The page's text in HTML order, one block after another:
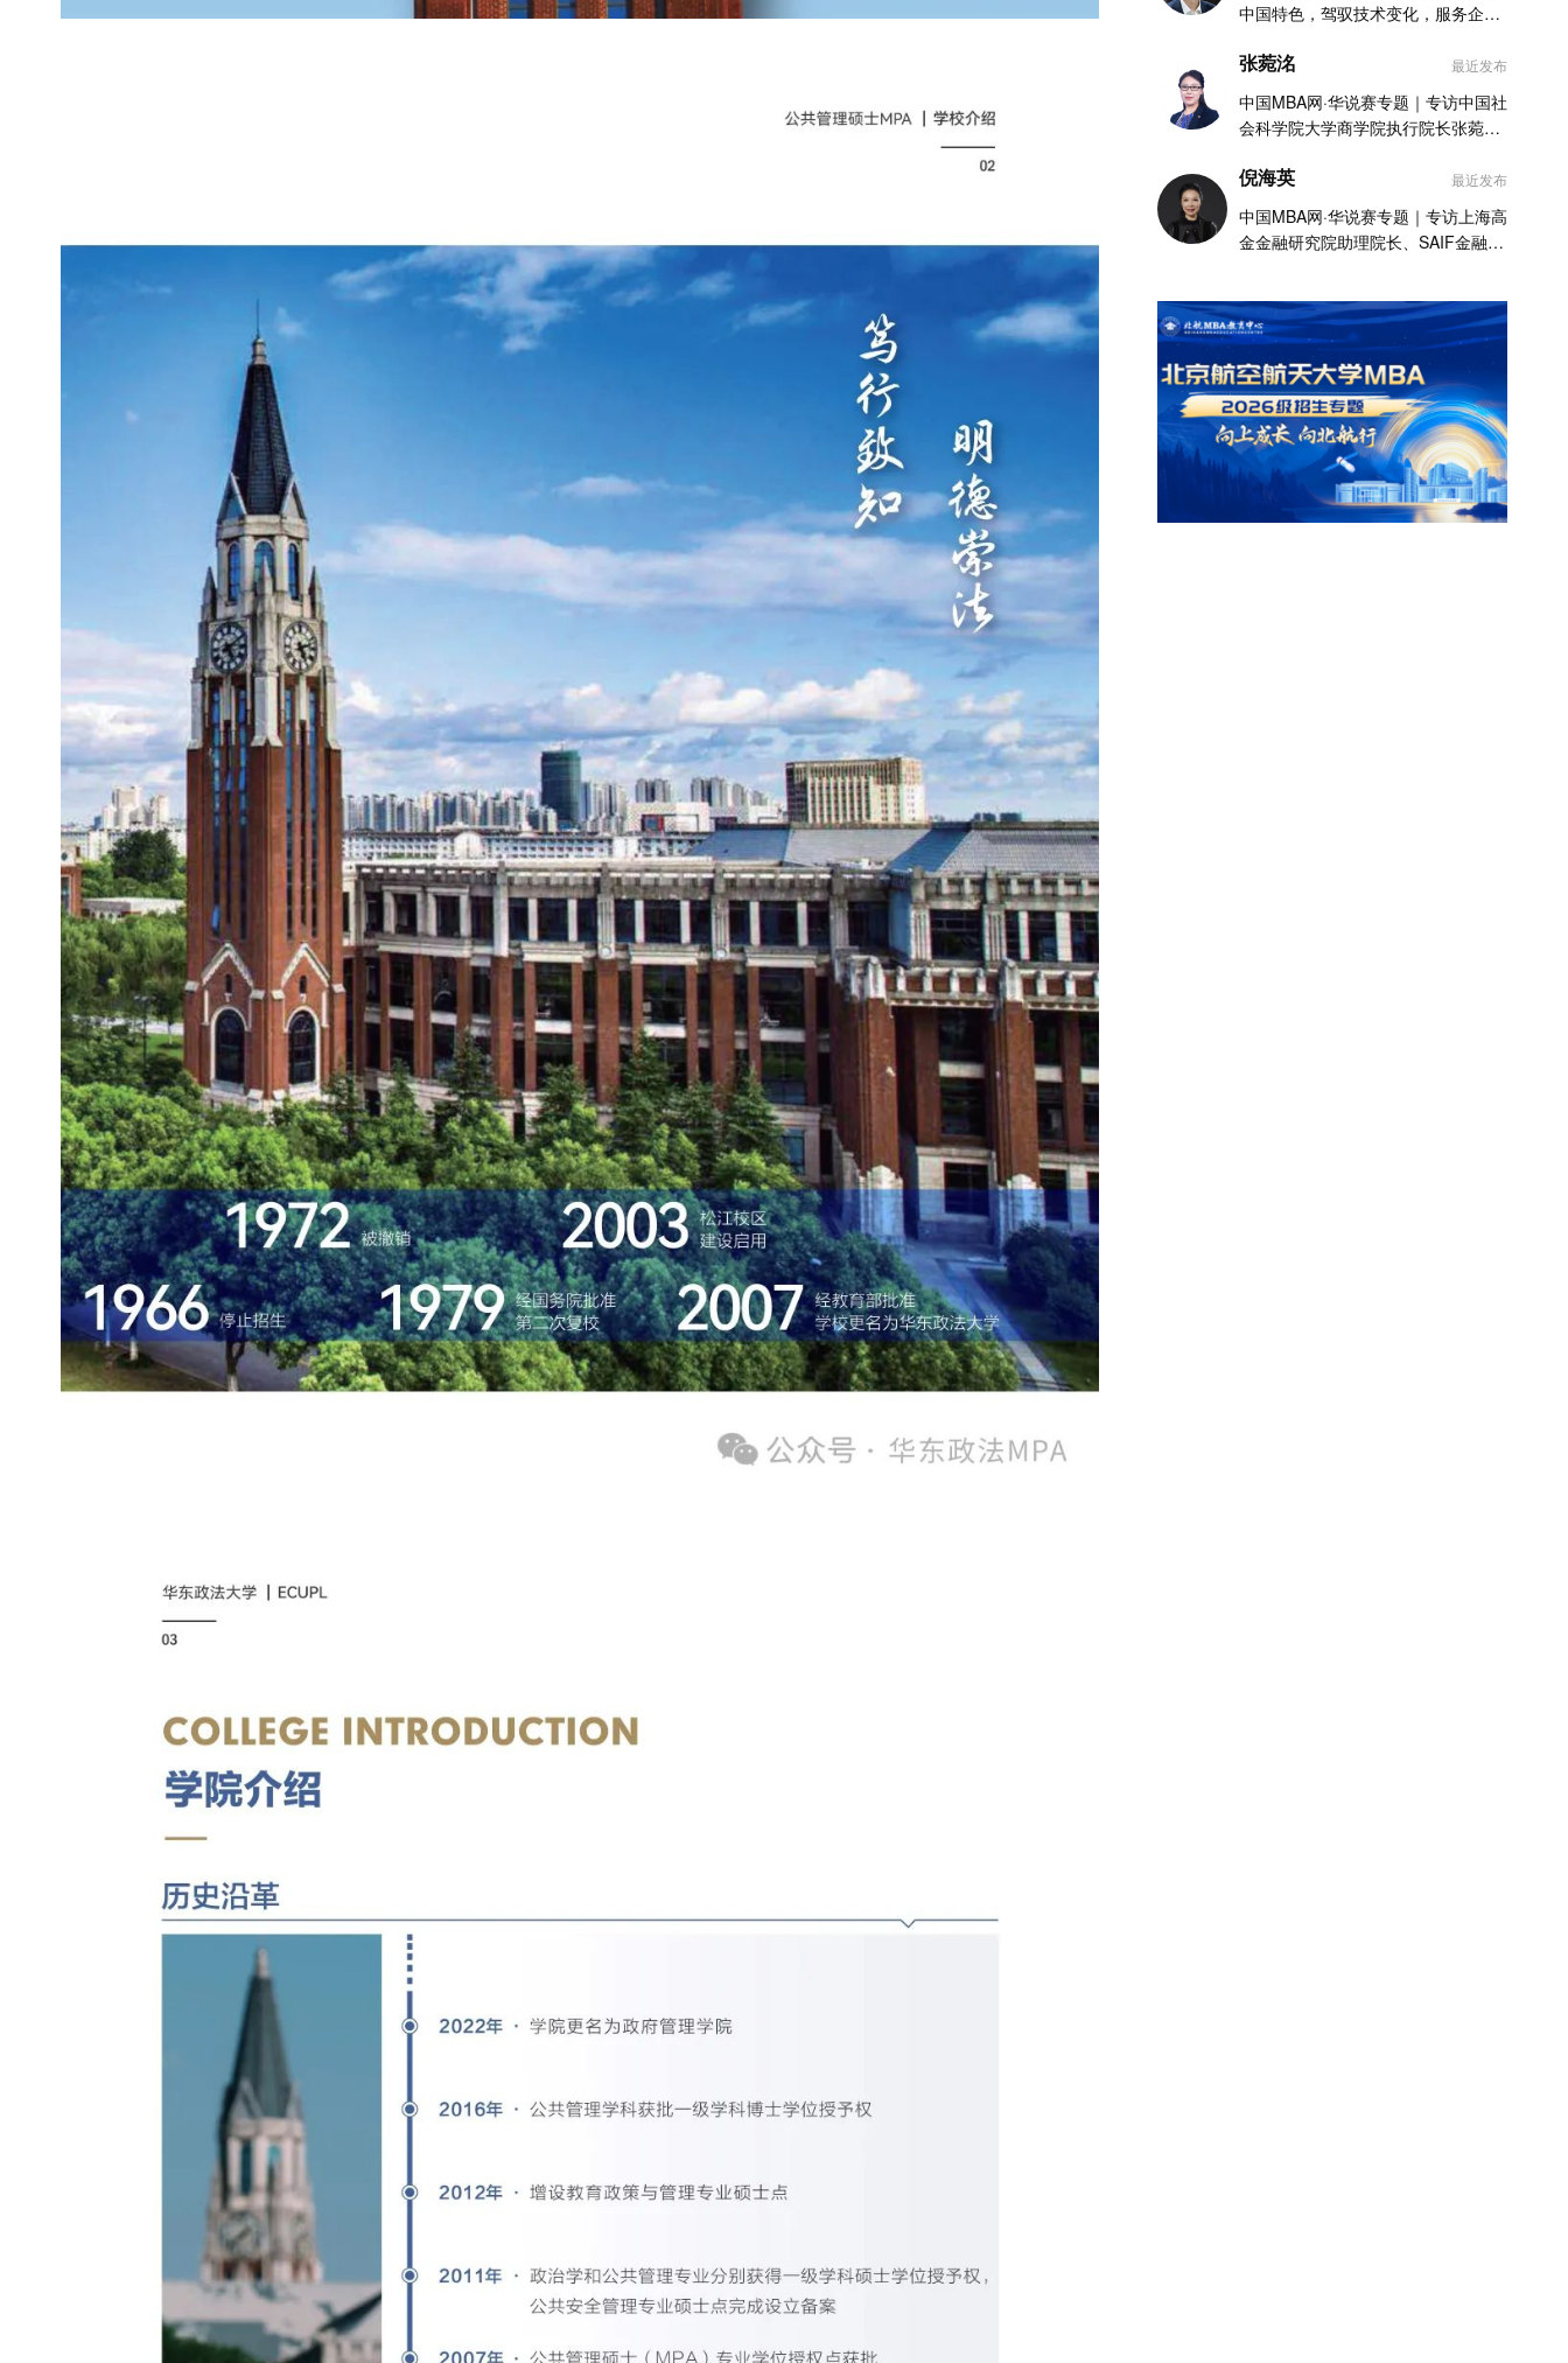
中国特色，驾驭技术变化，服务企业
张菀洺 最近发布
中国MBA网·华说赛专题｜专访中国社
会科学院大学商学院执行院长张菀洺
倪海英 最近发布
中国MBA网·华说赛专题｜专访上海高
金金融研究院助理院长、SAIF金融